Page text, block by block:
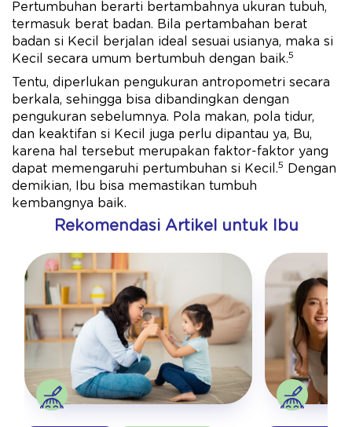
Pertumbuhan berarti bertambahnya ukuran tubuh,
termasuk berat badan. Bila pertambahan berat
badan si Kecil berjalan ideal sesuai usianya, maka si
Kecil secara umum bertumbuh dengan baik.5
Tentu, diperlukan pengukuran antropometri secara
berkala, sehingga bisa dibandingkan dengan
pengukuran sebelumnya. Pola makan, pola tidur,
dan keaktifan si Kecil juga perlu dipantau ya, Bu,
karena hal tersebut merupakan faktor-faktor yang
dapat memengaruhi pertumbuhan si Kecil.5
Dengan
demikian, Ibu bisa memastikan tumbuh
kembangnya baik.
Rekomendasi Artikel untuk Ibu